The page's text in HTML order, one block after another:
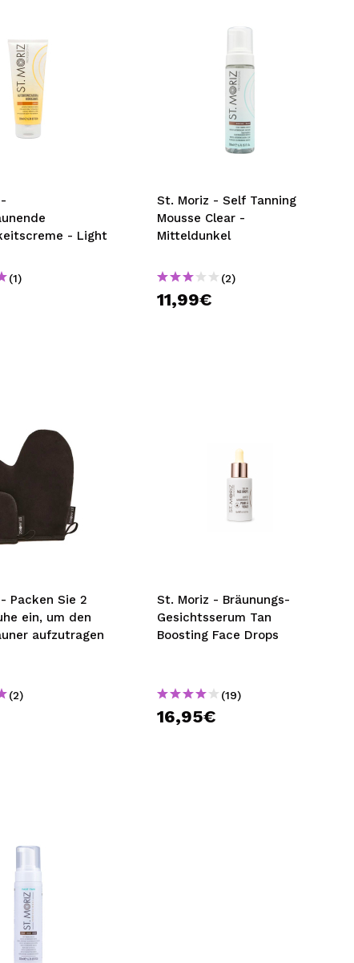
- Light
(1)
St. Moriz - Self Tanning
Mousse Clear -
Mitteldunkel
(2)
11,99€
Packen Sie 2
ein, um den
aufzutragen
(2)
St. Moriz - Bräunungs-
Gesichtsserum Tan
Boosting Face Drops
(19)
16,95€